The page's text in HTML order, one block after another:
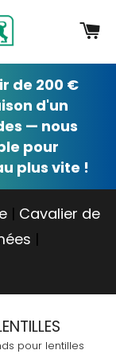
de 200 €
d'un
— nous
pour
plus vite !
| Cavalier de
|
pour lentilles